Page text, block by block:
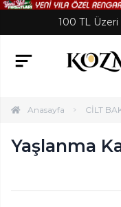
100 TL Üzeri
Anasayfa CİLT
Yaşlanma